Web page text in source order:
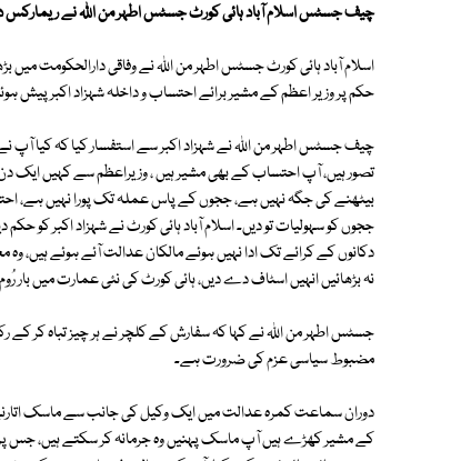
چیف جسٹس اسلام آباد ہائی کورٹ جسٹس اطہر من اللہ نے
اسلام آباد ہائی کورٹ جسٹس اطہر من اللہ نے وفاقی دارالحکومت
حکم پر وزیر اعظم کے مشیر برائے احتساب و داخلہ شہزاد اکبر پیش
چیف جسٹس اطہر من اللہ نے شہزاد اکبر سے استفسار کیا کہ کیا آپ
تصور ہیں، آپ احتساب کے بھی مشیر ہیں ، وزیراعظم سے کہیں
بیٹھنے کی جگہ نہیں ہے، ججوں کے پاس عملہ تک پورا نہیں ہے،
ججوں کو سہولیات تو دیں۔ اسلام آباد ہائی کورٹ نے شہزاد اکبر کو
دکانوں کے کرائے تک ادا نہیں ہوئے مالکان عدالت آئے ہوئے ہیں،
نہ بڑھائیں انہیں اسٹاف دے دیں، ہائی کورٹ کی نئی عمارت میں بار
جسٹس اطہر من اللہ نے کہا کہ سفارش کے کلچر نے ہر چیز تباہ کر
مضبوط سیاسی عزم کی ضرورت ہے۔
دوران سماعت کمرہ عدالت میں ایک وکیل کی جانب سے ماسک
کے مشیر کھڑے ہیں آپ ماسک پہنیں وہ جرمانہ کر سکتے ہیں، جس